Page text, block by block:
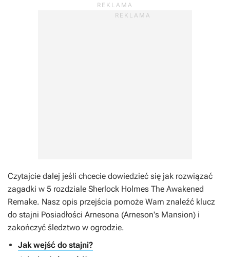
Czytajcie dalej jeśli chcecie dowiedzieć się jak rozwiązać
zagadki w 5 rozdziale Sherlock Holmes The Awakened
Remake. Nasz opis przejścia pomoże Wam znaleźć klucz
do stajni Posiadłości Arnesona (Arneson's Mansion) i
zakończyć śledztwo w ogrodzie.
Jak wejść do stajni?